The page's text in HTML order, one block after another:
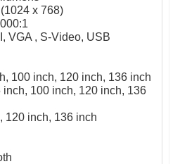
x 768)
VGA , S-Video, USB
100 inch, 120 inch, 136 inch
100 inch, 120 inch, 136
120 inch, 136 inch